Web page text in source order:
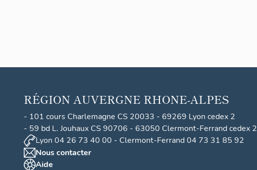
RÉGION AUVERGNE RHONE-ALPES
- 101 cours Charlemagne CS 20033 - 69269 Lyon cedex 2
- 59 bd L. Jouhaux CS 90706 - 63050 Clermont-Ferrand cedex 2
Lyon 04 26 73 40 00 - Clermont-Ferrand 04 73 31 85 92
Nous contacter
Aide